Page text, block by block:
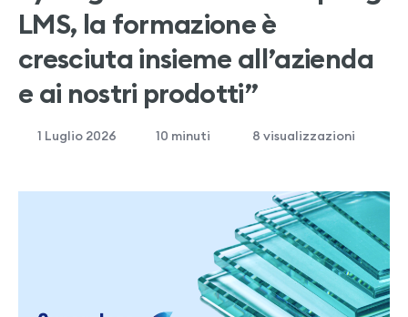
Prezzi
Community
Instructional design
Formazione aziendale
Vendita di corsi
LMS, la formazione è
cresciuta insieme all’azienda
e ai nostri prodotti”
1 Luglio 2026 10 minuti 8 visualizzazioni